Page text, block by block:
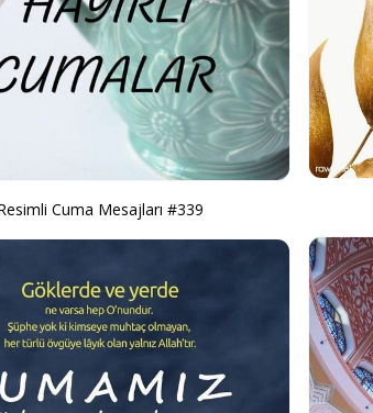
Cuma Mesajları #339